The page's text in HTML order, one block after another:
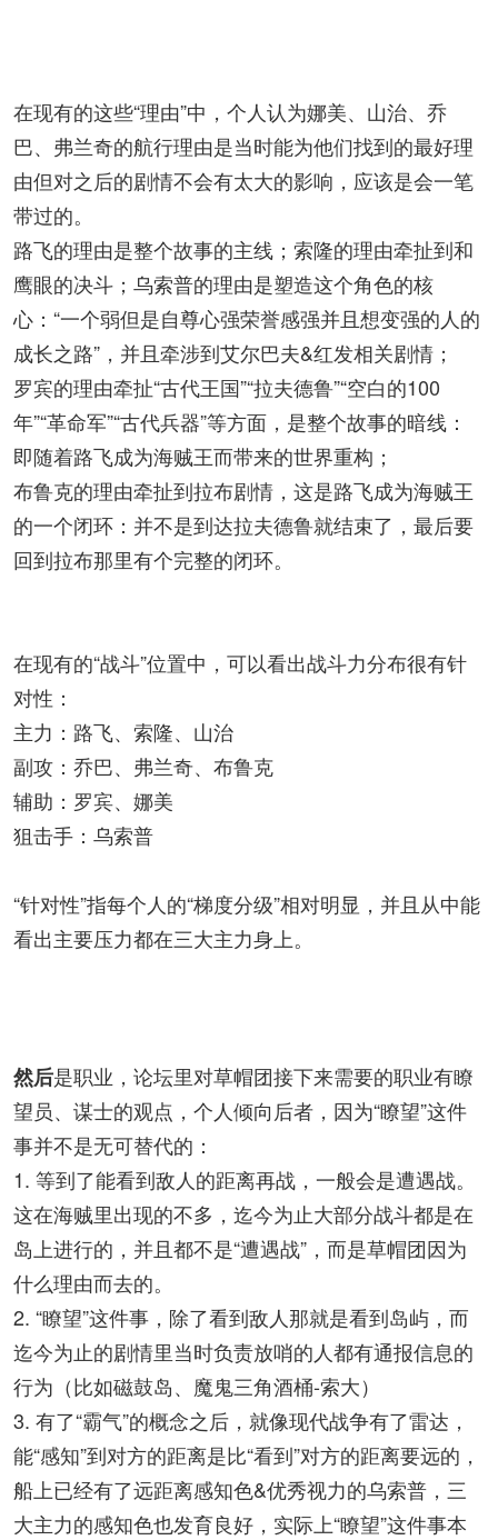
在现有的这些“理由”中，个人认为娜美、山治、乔
巴、弗兰奇的航行理由是当时能为他们找到的最好理
由但对之后的剧情不会有太大的影响，应该是会一笔
带过的。
路飞的理由是整个故事的主线；索隆的理由牵扯到和
鹰眼的决斗；乌索普的理由是塑造这个角色的核
心：“一个弱但是自尊心强荣誉感强并且想变强的人的
成长之路”，并且牵涉到艾尔巴夫&红发相关剧情；
罗宾的理由牵扯“古代王国”“拉夫德鲁”“空白的100
年”“革命军”“古代兵器”等方面，是整个故事的暗线：
即随着路飞成为海贼王而带来的世界重构；
布鲁克的理由牵扯到拉布剧情，这是路飞成为海贼王
的一个闭环：并不是到达拉夫德鲁就结束了，最后要
回到拉布那里有个完整的闭环。
在现有的“战斗”位置中，可以看出战斗力分布很有针
对性：
主力：路飞、索隆、山治
副攻：乔巴、弗兰奇、布鲁克
辅助：罗宾、娜美
狙击手：乌索普
“针对性”指每个人的“梯度分级”相对明显，并且从中能
看出主要压力都在三大主力身上。
然后是职业，论坛里对草帽团接下来需要的职业有瞭
望员、谋士的观点，个人倾向后者，因为“瞭望”这件
事并不是无可替代的：
1. 等到了能看到敌人的距离再战，一般会是遭遇战。
这在海贼里出现的不多，迄今为止大部分战斗都是在
岛上进行的，并且都不是“遭遇战”，而是草帽团因为
什么理由而去的。
2. “瞭望”这件事，除了看到敌人那就是看到岛屿，而
迄今为止的剧情里当时负责放哨的人都有通报信息的
行为（比如磁鼓岛、魔鬼三角酒桶-索大）
3. 有了“霸气”的概念之后，就像现代战争有了雷达，
能“感知”到对方的距离是比“看到”对方的距离要远的，
船上已经有了远距离感知色&优秀视力的乌索普，三
大主力的感知色也发育良好，实际上“瞭望”这件事本